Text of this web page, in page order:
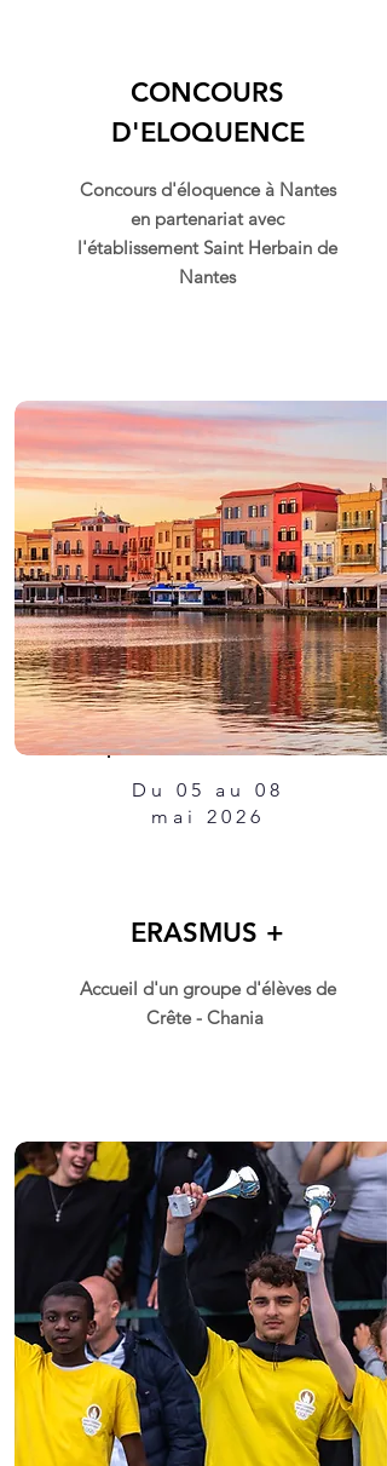
CONCOURS
D'ELOQUENCE
Concours d'éloquence à Nantes
en partenariat avec
l'établissement Saint Herbain de
Nantes
Du 05 au 08
mai 2026
ERASMUS +
Accueil d'un groupe d'élèves de
Crête - Chania